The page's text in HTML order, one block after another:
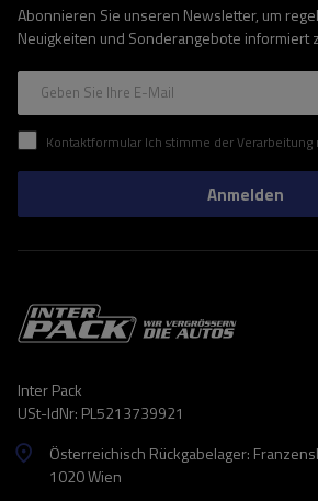
Abonnieren Sie unseren Newsletter, um
Neuigkeiten und Sonderangebote informiert
Geben Sie Ihre E-Mail
Kontaktformular Ich stimme der Verarbeitung meiner im Kontaktformular enthaltenen personenbezogenen Daten gemäß der
Anmelden
Inter Pack
USt-IdNr: PL5213739921
Österreichisch Rückgabelager:
1020 Wien